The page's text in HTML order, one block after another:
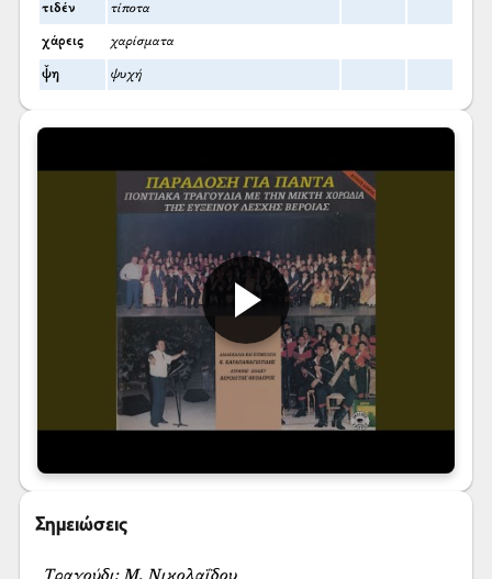
τιδέν τίποτα
χάρεις χαρίσματα
ψ̌η ψυχή
Σημειώσεις